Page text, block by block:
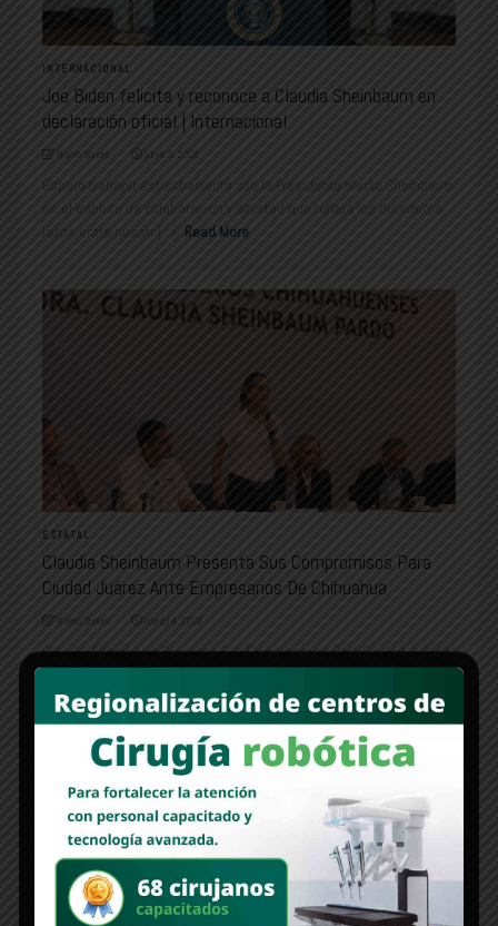
INTERNACIONAL
Joe Biden felicita y reconoce a Claudia Sheinbaum en
declaración oficial | Internacional
Nuevo Sonora junio 3, 2024
Espero trabajar estrechamente con la Presidenta electa Sheinbaum
en el espíritu de colaboración y amistad que refleja los duraderos
lazos entre nuestr [...]
Read More
ESTATAL
Claudia Sheinbaum Presenta Sus Compromisos Para
Ciudad Juárez Ante Empresarios De Chihuahua
Nuevo Sonora marzo 4, 2024
Claudia Sheinbaum Presenta Sus Compromisos Para Ciudad Juárez
largo y ancho de Chi [...] Read More